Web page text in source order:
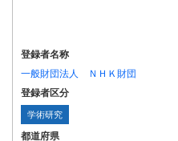
登録者名称
一般財団法人 ＮＨＫ財団
登録者区分
学術研究
都道府県